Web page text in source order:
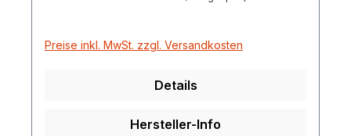
Preise inkl. MwSt. zzgl. Versandkosten
Details
Hersteller-Info